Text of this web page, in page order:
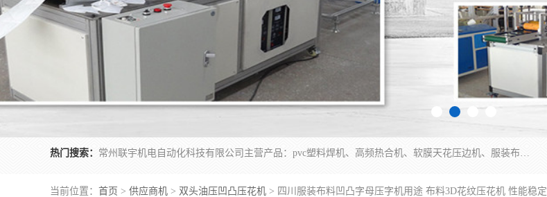
热门搜索： 常州联宇机电自动化科技有限公司主营产品：pvc塑料焊机、高频热合机、软膜天花压边机、服装布料凹凸压花机、布料3d压印设备、服装植胶设备、超声波布料花边机、无纺布热合机、全自动压花机。
当前位置： 首页 > 供应商机 > 双头油压凹凸压花机 > 四川服装布料凹凸字母压字机用途 布料3D花纹压花机 性能稳定